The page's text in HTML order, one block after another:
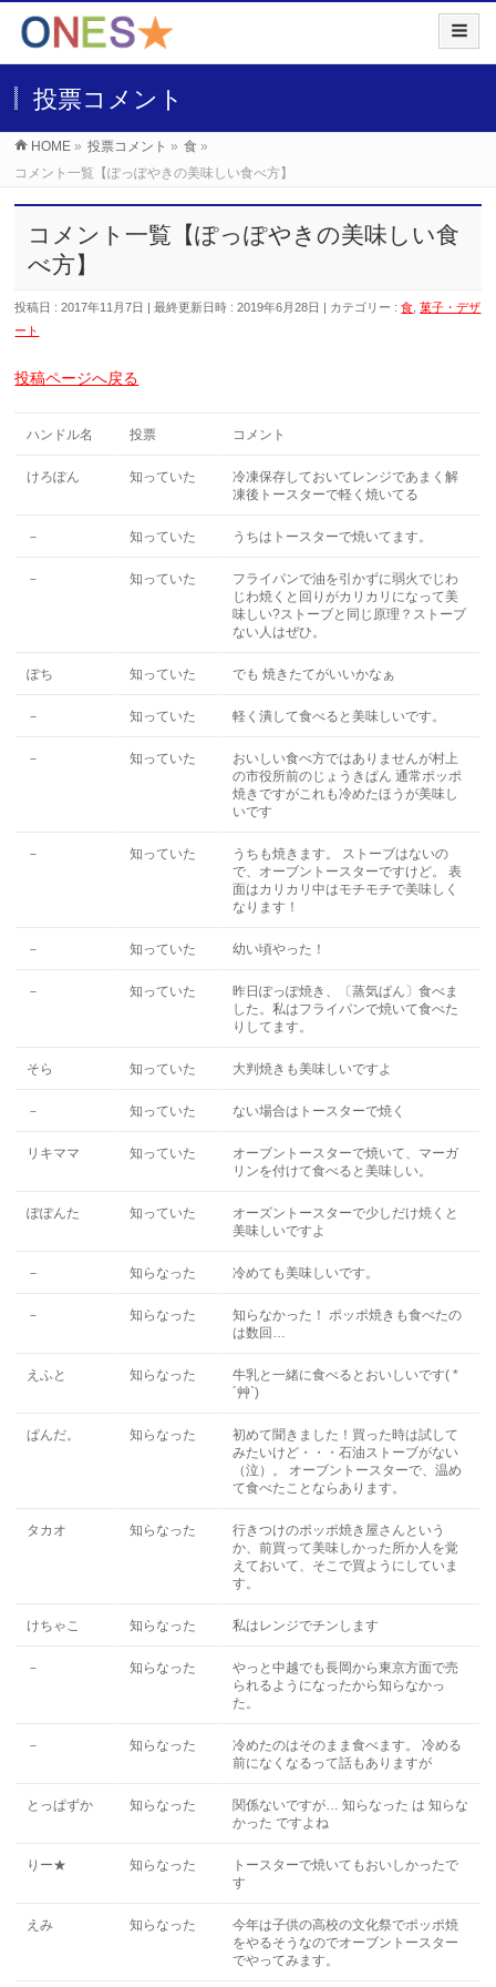
投票コメント
HOME » 投票コメント » 食 »
コメント一覧【ぽっぽやきの美味しい食べ方】
コメント一覧【ぽっぽやきの美味しい食
べ方】
投稿日 : 2017年11月7日 最終更新日時 : 2019年6月28日 カテゴリー :食 ,菓子・デザ
ート
投稿ページへ戻る
ハンドル名 投票 コメント
けろぽん 知っていた
冷凍保存しておいてレンジであまく解
凍後トースターで軽く焼いてる
－ 知っていた うちはトースターで焼いてます。
－ 知っていた
フライパンで油を引かずに弱火でじわ
じわ焼くと回りがカリカリになって美
味しい?ストーブと同じ原理？ストーブ
ない人はぜひ。
ぽち 知っていた でも 焼きたてがいいかなぁ
－ 知っていた 軽く潰して食べると美味しいです。
－ 知っていた
おいしい食べ方ではありませんが村上
の市役所前のじょうきぱん 通常ポッポ
焼きですがこれも冷めたほうが美味し
いです
－ 知っていた
うちも焼きます。 ストーブはないの
で、オーブントースターですけど。 表
面はカリカリ中はモチモチで美味しく
なります！
－ 知っていた 幼い頃やった！
－ 知っていた
昨日ぽっぽ焼き、〔蒸気ぱん〕食べま
した。私はフライパンで焼いて食べた
りしてます。
そら 知っていた 大判焼きも美味しいですよ
－ 知っていた ない場合はトースターで焼く
リキママ 知っていた
オーブントースターで焼いて、マーガ
リンを付けて食べると美味しい。
ぽぽんた 知っていた
オーズントースターで少しだけ焼くと
美味しいですよ
－ 知らなった 冷めても美味しいです。
－ 知らなった
知らなかった！ ポッポ焼きも食べたの
は数回…
えふと 知らなった
牛乳と一緒に食べるとおいしいです( *
´艸`)
ぱんだ。 知らなった
初めて聞きました！買った時は試して
みたいけど・・・石油ストーブがない
（泣）。 オーブントースターで、温め
て食べたことならあります。
タカオ 知らなった
行きつけのポッポ焼き屋さんという
か、前買って美味しかった所か人を覚
えておいて、そこで買ようにしていま
す。
けちゃこ 知らなった 私はレンジでチンします
－ 知らなった
やっと中越でも長岡から東京方面で売
られるようになったから知らなかっ
た。
－ 知らなった
冷めたのはそのまま食べます。 冷める
前になくなるって話もありますが
とっぱずか 知らなった
関係ないですが… 知らなった は 知らな
かった ですよね
りー★ 知らなった
トースターで焼いてもおいしかったで
す
えみ 知らなった
今年は子供の高校の文化祭でポッポ焼
をやるそうなのでオーブントースター
でやってみます。